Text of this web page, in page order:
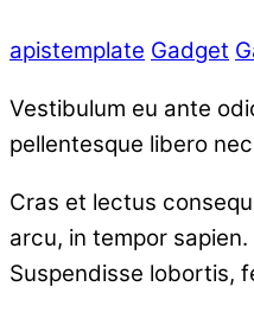
apistemplate Gadget
Vestibulum eu ante
pellentesque libero
Cras et lectus
arcu, in tempor
Suspendisse lobortis,